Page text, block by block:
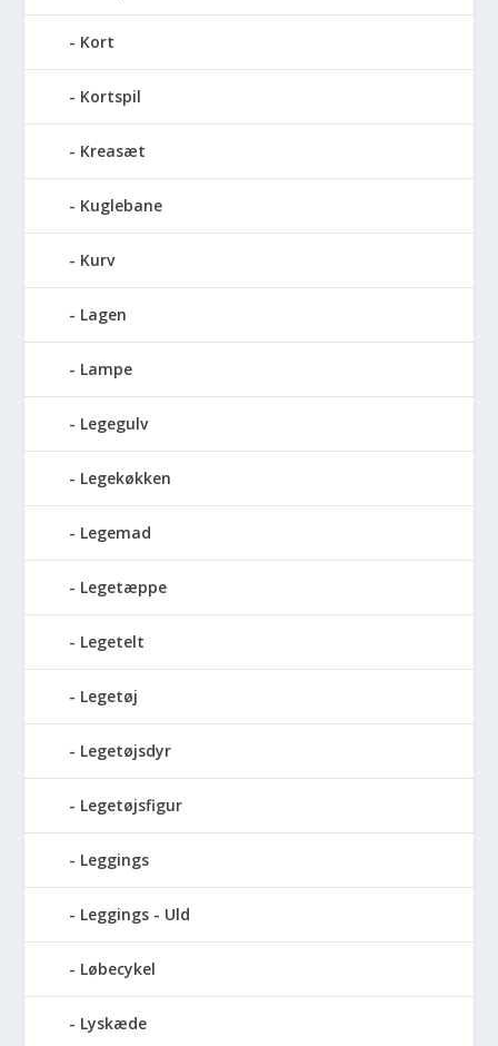
Kort
Kortspil
Kreasæt
Kuglebane
Kurv
Lagen
Lampe
Legegulv
Legekøkken
Legemad
Legetæppe
Legetelt
Legetøj
Legetøjsdyr
Legetøjsfigur
Leggings
Leggings - Uld
Løbecykel
Lyskæde